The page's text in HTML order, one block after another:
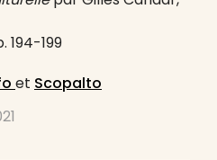
194-199
et Scopalto